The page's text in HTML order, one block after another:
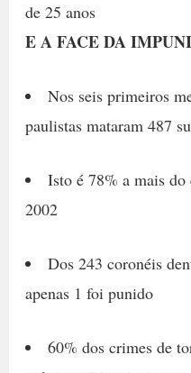
de 25 anos
E A FACE DA
Nos seis primeiros
paulistas mataram 487
Isto é 78% a mais
2002
Dos 243 coronéis
apenas 1 foi punido
60% dos crimes de